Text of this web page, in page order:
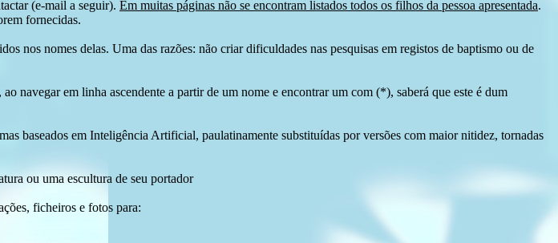
(e-mail a seguir). Em muitas páginas não se encontram listados todos os filhos da pessoa apresentada.
fornecidas.
nos nomes delas. Uma das razões: não criar dificuldades nas pesquisas em registos de baptismo ou de
navegar em linha ascendente a partir de um nome e encontrar um com (*), saberá que este é dum
baseados em Inteligência Artificial, paulatinamente substituídas por versões com maior nitidez, tornadas
ou uma escultura de seu portador
ficheiros e fotos para: